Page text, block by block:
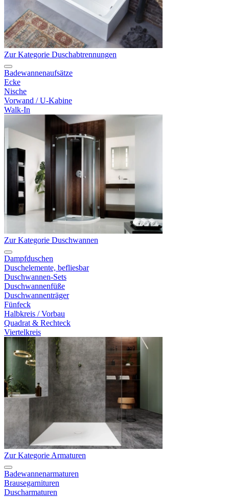
Zur Kategorie Duschabtrennungen
Badewannenaufsätze
Ecke
Nische
Vorwand / U-Kabine
Walk-In
Zur Kategorie Duschwannen
Dampfduschen
Duschelemente, befliesbar
Duschwannen-Sets
Duschwannenfüße
Duschwannenträger
Fünfeck
Halbkreis / Vorbau
Quadrat & Rechteck
Viertelkreis
Zur Kategorie Armaturen
Badewannenarmaturen
Brausegarnituren
Duscharmaturen